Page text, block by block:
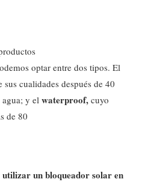
optar entre dos tipos. El
sus cualidades después de 40
y el waterproof, cuyo
de 80
utilizar un bloqueador solar en